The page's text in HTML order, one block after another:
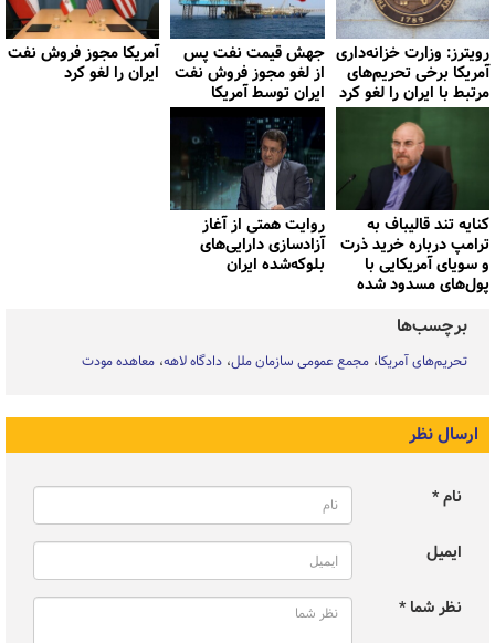
رویترز: وزارت خزانه‌داری
آمریکا برخی تحریم‌های
مرتبط با ایران را لغو کرد
جهش قیمت نفت پس
از لغو مجوز فروش نفت
ایران توسط آمریکا
آمریکا مجوز فروش نفت
ایران را لغو کرد
کنایه تند قالیباف به
ترامپ درباره خرید ذرت
و سویای آمریکایی با
پول‌های مسدود شده
روایت همتی از آغاز
آزادسازی دارایی‌های
بلوکه‌شده ایران
برچسب‌ها
تحریم‌های آمریکا مجمع عمومی سازمان ملل دادگاه لاهه معاهده مودت
ارسال نظر
نام *
ایمیل
نظر شما *